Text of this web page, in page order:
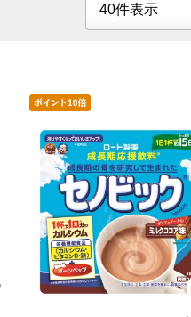
ライスラボ